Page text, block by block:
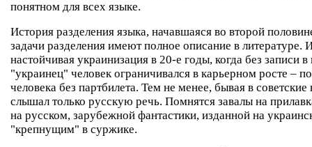
понятном для всех языке.
История разделения языка, начавшаяся во второй
задачи разделения имеют полное описание в литературе.
настойчивая украинизация в 20-е годы, когда без записи в
"украинец" человек ограничивался в карьерном росте –
человека без партбилета. Тем не менее, бывая в
слышал только русскую речь. Помнятся завалы на
на русском, зарубежной фантастики, изданной на
"крепнущим" в суржике.